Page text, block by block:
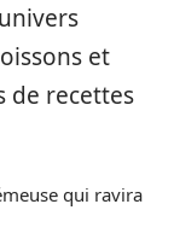
et
de recettes
qui ravira